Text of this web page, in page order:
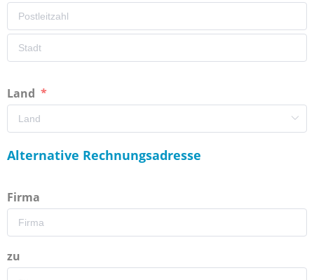
Land
Alternative Rechnungsadresse
Firma
zu